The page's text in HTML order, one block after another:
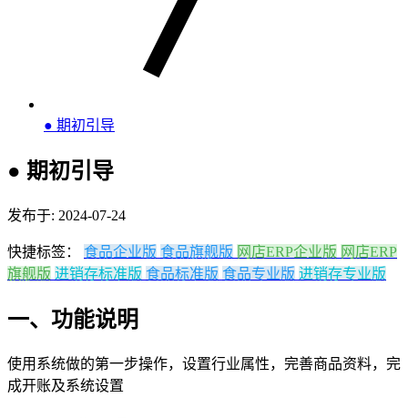
● 期初引导
● 期初引导
发布于: 2024-07-24
快捷标签： 食品企业版 食品旗舰版 网店ERP企业版 网店ERP
旗舰版 进销存标准版 食品标准版 食品专业版 进销存专业版
一、功能说明
使用系统做的第一步操作，设置行业属性，完善商品资料，完
成开账及系统设置